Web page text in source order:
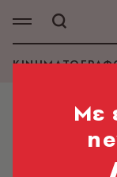
Mε